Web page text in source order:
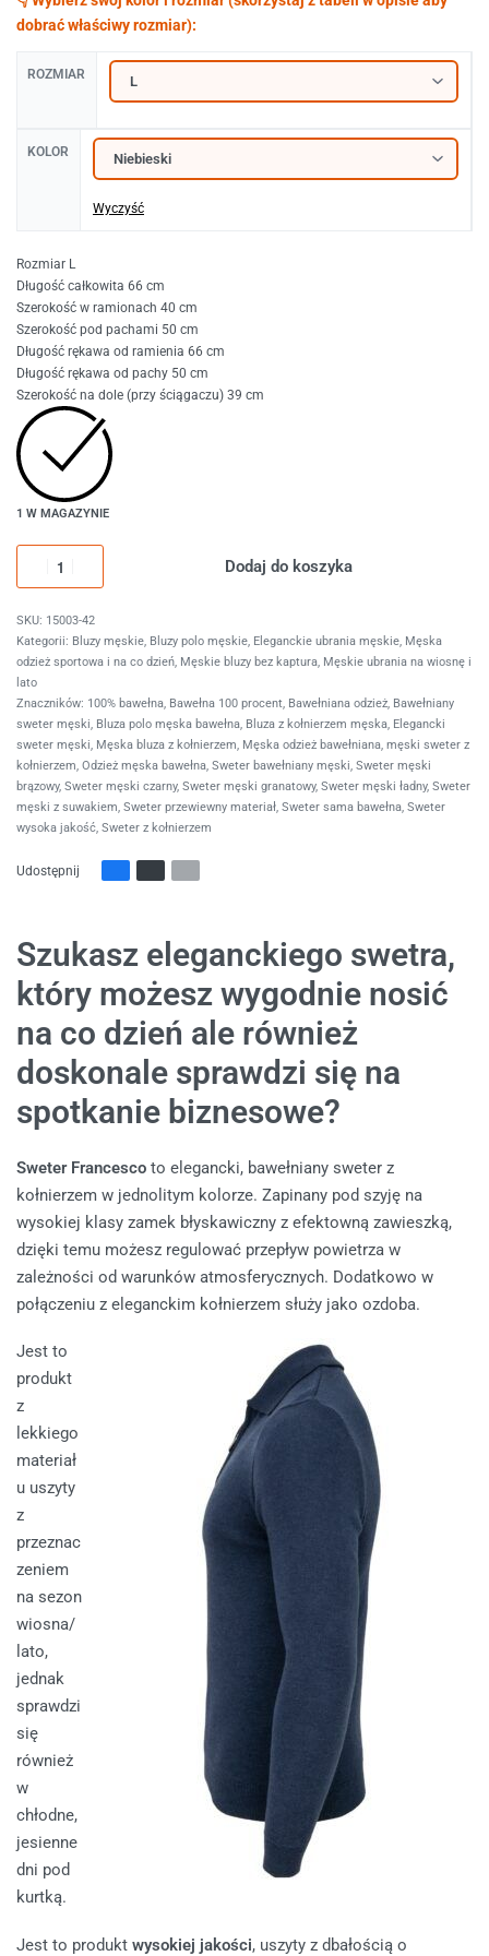
ROZMIAR
KOLOR
Wyczyść
Rozmiar L
Długość całkowita 66 cm
Szerokość w ramionach 40 cm
Szerokość pod pachami 50 cm
Długość rękawa od ramienia 66 cm
Długość rękawa od pachy 50 cm
Szerokość na dole (przy ściągaczu) 39 cm
1 W MAGAZYNIE
Dodaj do koszyka
15003-42
Kategorii: Bluzy męskie, Bluzy polo męskie, Eleganckie ubrania męskie, Męska
odzież sportowa i na co dzień, Męskie bluzy bez kaptura, Męskie ubrania na wiosnę i
lato
Znaczników: 100% bawełna, Bawełna 100 procent, Bawełniana odzież, Bawełniany
sweter męski, Bluza polo męska bawełna, Bluza z kołnierzem męska, Elegancki
sweter męski, Męska bluza z kołnierzem, Męska odzież bawełniana, męski sweter z
kołnierzem, Odzież męska bawełna, Sweter bawełniany męski, Sweter męski
brązowy, Sweter męski czarny, Sweter męski granatowy, Sweter męski ładny, Sweter
męski z suwakiem, Sweter przewiewny materiał, Sweter sama bawełna, Sweter
wysoka jakość, Sweter z kołnierzem
Udostępnij
Szukasz eleganckiego swetra,
który możesz wygodnie nosić
na co dzień ale również
doskonale sprawdzi się na
spotkanie biznesowe?
Sweter Francesco to elegancki, bawełniany sweter z
kołnierzem w jednolitym kolorze. Zapinany pod szyję na
wysokiej klasy zamek błyskawiczny z efektowną zawieszką,
dzięki temu możesz regulować przepływ powietrza w
zależności od warunków atmosferycznych. Dodatkowo w
połączeniu z eleganckim kołnierzem służy jako ozdoba.
Jest to
produkt
z
lekkiego
materiał
u uszyty
z
przeznac
zeniem
na sezon
wiosna/
lato,
jednak
sprawdzi
się
również
w
chłodne,
jesienne
dni pod
kurtką.
Jest to produkt wysokiej jakości, uszyty z dbałością o